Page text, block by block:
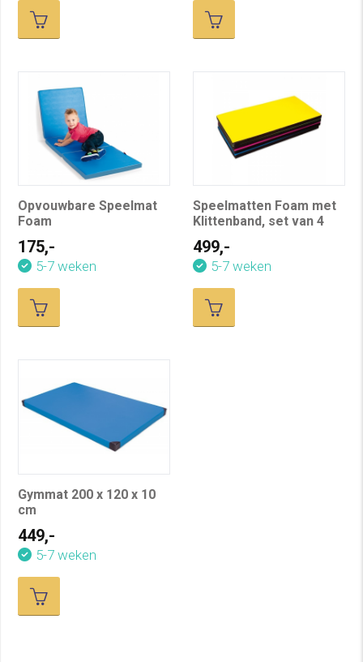
Opvouwbare Speelmat
Foam
175,-
5-7 weken
Speelmatten Foam met
Klittenband, set van 4
499,-
5-7 weken
Gymmat 200 x 120 x 10
cm
449,-
5-7 weken